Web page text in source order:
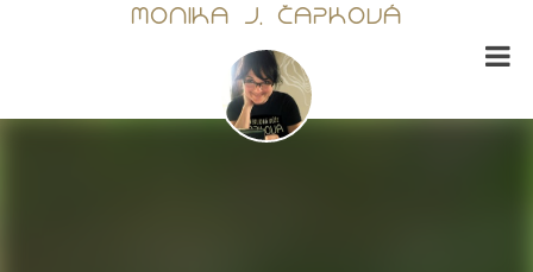
MONIKA J. ČAPKOVÁ